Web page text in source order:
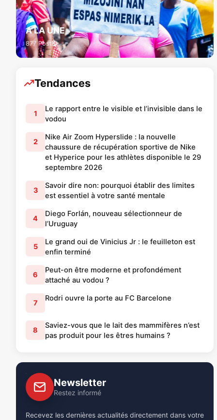
A LA UNE
877 Posts
Tendances
1
Le rapport entre le visible et l’invisible dans le
vodou
2
Nike Air Zoom Hyperslide : la nouvelle
chaussure de récupération sportive de Nike
et Hyperice pour les athlètes disponible le 29
septembre 2026
3
Savoir dire non: pourquoi établir des limites
est essentiel à votre santé mentale
4
Diego Forlán, nouveau sélectionneur de
l’Uruguay
5
Le grand oui de Vinicius Jr : le feuilleton est
enfin terminé
6
Peut-on être moderne et profondément
attaché au vodou ?
7
Rodri ouvre la porte au FC Barcelone
8
Saviez-vous que le lait des mammifères n’est
pas produit pour les êtres humains ?
Newsletter
Restez informé
Recevez les dernières actualités directement dans votre